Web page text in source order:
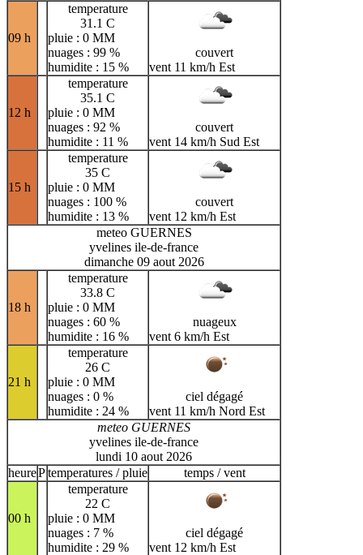
09 h
temperature
31.1 C
pluie : 0 MM
nuages : 99 %
humidite : 15 %
couvert
vent 11 km/h Est
12 h
temperature
35.1 C
pluie : 0 MM
nuages : 92 %
humidite : 11 %
couvert
vent 14 km/h Sud Est
15 h
temperature
35 C
pluie : 0 MM
nuages : 100 %
humidite : 13 %
couvert
vent 12 km/h Est
meteo GUERNES
yvelines ile-de-france
dimanche 09 aout 2026
18 h
temperature
33.8 C
pluie : 0 MM
nuages : 60 %
humidite : 16 %
nuageux
vent 6 km/h Est
21 h
temperature
26 C
pluie : 0 MM
nuages : 0 %
humidite : 24 %
ciel dégagé
vent 11 km/h Nord Est
meteo GUERNES
yvelines ile-de-france
lundi 10 aout 2026
heurePtemperatures / pluie temps / vent
00 h
temperature
22 C
pluie : 0 MM
nuages : 7 %
humidite : 29 %
ciel dégagé
vent 12 km/h Est